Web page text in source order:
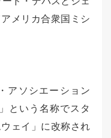
メリカ合衆国ミシ
アソシエーション
という名称でスタ
ェイ」に改称され